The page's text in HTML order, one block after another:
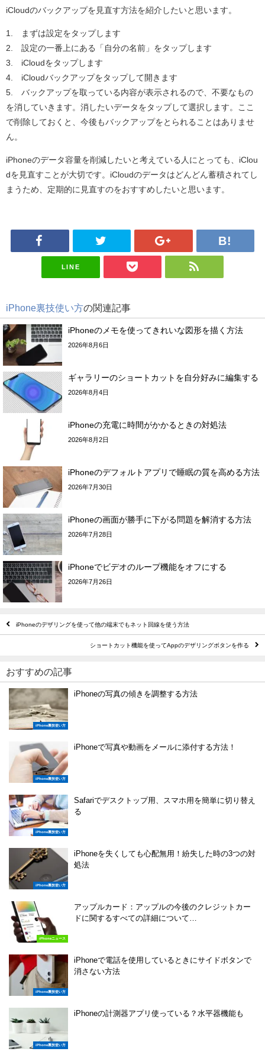
iCloudのバックアップを見直す方法を紹介したいと思います。
1. まずは設定をタップします
2. 設定の一番上にある「自分の名前」をタップします
3. iCloudをタップします
4. iCloudバックアップをタップして開きます
5. バックアップを取っている内容が表示されるので、不要なもの
を消していきます。消したいデータをタップして選択します。ここ
で削除しておくと、今後もバックアップをとられることはありませ
ん。
iPhoneのデータ容量を削減したいと考えている人にとっても、iClou
dを見直すことが大切です。iCloudのデータはどんどん蓄積されてし
まうため、定期的に見直すのをおすすめしたいと思います。
LINE
iPhone裏技使い方の関連記事
iPhoneのメモを使ってきれいな図形を描く方法
2026年8月6日
ギャラリーのショートカットを自分好みに編集する
2026年8月4日
iPhoneの充電に時間がかかるときの対処法
2026年8月2日
iPhoneのデフォルトアプリで睡眠の質を高める方法
2026年7月30日
iPhoneの画面が勝手に下がる問題を解消する方法
2026年7月28日
iPhoneでビデオのループ機能をオフにする
2026年7月26日
iPhoneのデザリングを使って他の端末でもネット回線を使う方法
ショートカット機能を使ってAppのデザリングボタンを作る
おすすめの記事
iPhone裏技使い方
iPhoneの写真の傾きを調整する方法
iPhone裏技使い方
iPhoneで写真や動画をメールに添付する方法！
iPhone裏技使い方
Safariでデスクトップ用、スマホ用を簡単に切り替え
る
iPhone裏技使い方
iPhoneを失くしても心配無用！紛失した時の3つの対
処法
iPhoneニュース
アップルカード：アップルの今後のクレジットカー
ドに関するすべての詳細について…
iPhone裏技使い方
iPhoneで電話を使用しているときにサイドボタンで
消さない方法
iPhone裏技使い方
iPhoneの計測器アプリ使っている？水平器機能も